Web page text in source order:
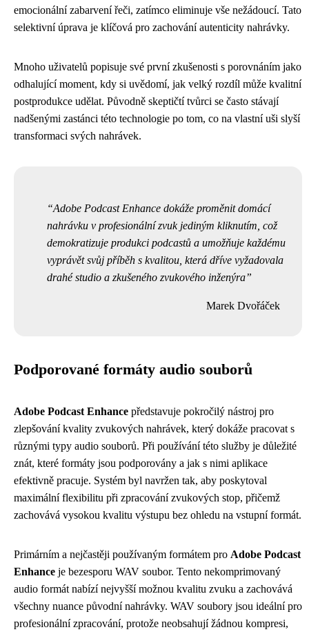
emocionální zabarvení řeči, zatímco eliminuje vše nežádoucí. Tato
selektivní úprava je klíčová pro zachování autenticity nahrávky.
Mnoho uživatelů popisuje své první zkušenosti s porovnáním jako
odhalující moment, kdy si uvědomí, jak velký rozdíl může kvalitní
postprodukce udělat. Původně skeptičtí tvůrci se často stávají
nadšenými zastánci této technologie po tom, co na vlastní uši slyší
transformaci svých nahrávek.
Adobe Podcast Enhance dokáže proměnit domácí
nahrávku v profesionální zvuk jediným kliknutím, což
demokratizuje produkci podcastů a umožňuje každému
vyprávět svůj příběh s kvalitou, která dříve vyžadovala
drahé studio a zkušeného zvukového inženýra
Marek Dvořáček
Podporované formáty audio souborů
Adobe Podcast Enhance představuje pokročilý nástroj pro
zlepšování kvality zvukových nahrávek, který dokáže pracovat s
různými typy audio souborů. Při používání této služby je důležité
znát, které formáty jsou podporovány a jak s nimi aplikace
efektivně pracuje. Systém byl navržen tak, aby poskytoval
maximální flexibilitu při zpracování zvukových stop, přičemž
zachovává vysokou kvalitu výstupu bez ohledu na vstupní formát.
Primárním a nejčastěji používaným formátem pro Adobe Podcast
Enhance je bezesporu WAV soubor. Tento nekomprimovaný
audio formát nabízí nejvyšší možnou kvalitu zvuku a zachovává
všechny nuance původní nahrávky. WAV soubory jsou ideální pro
profesionální zpracování, protože neobsahují žádnou kompresi,